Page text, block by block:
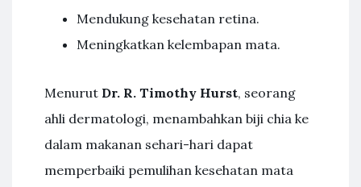
Mendukung kesehatan retina.
Meningkatkan kelembapan mata.
Menurut Dr. R. Timothy Hurst, seorang
ahli dermatologi, menambahkan biji chia ke
dalam makanan sehari-hari dapat
memperbaiki pemulihan kesehatan mata